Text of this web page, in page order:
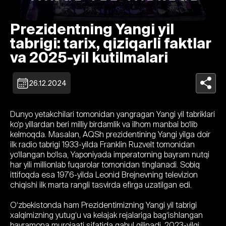
Prezidentning Yangi yil
tabrigi: tarix, qiziqarli faktlar
va 2025-yil kutilmalari
26.12.2024
Dunyo yetakchilari tomonidan yangragan Yangi yil tabriklari
ko‘p yillardan beri milliy birdamlik va ilhom manbai bo‘lib
kelmoqda. Masalan, AQSh prezidentining Yangi yilga doir
ilk radio tabrigi 1933-yilda Franklin Ruzvelt tomonidan
yo‘llangan bo‘lsa, Yaponiyada imperatorning bayram nutqi
har yili millionlab fuqarolar tomonidan tinglanadi. Sobiq
ittifoqda esa 1976-yilda Leonid Brejnevning televizion
chiqishi ilk marta rangli tasvirda efirga uzatilgan edi.
O‘zbekistonda ham Prezidentimizning Yangi yil tabrigi
xalqimizning yutug‘u va kelajak rejalariga bag‘ishlangan